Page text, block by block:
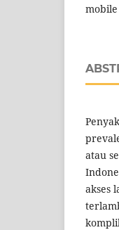
mobile
atau
akses